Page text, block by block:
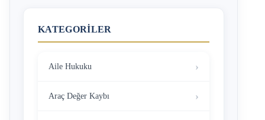
KATEGORILER
Aile Hukuku
Araç Değer Kaybı